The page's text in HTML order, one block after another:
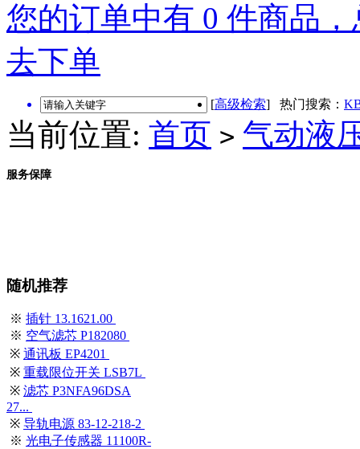
您的订单中有 0 件商品
去下单
[高级检索] 热门搜索：
当前位置: 首页 > 气动液
服务保障
随机推荐
※ 插针 13.1621.00
※ 空气滤芯 P182080
※ 通讯板 EP4201
※ 重载限位开关 LSB7L
※ 滤芯 P3NFA96DSA
27...
※ 导轨电源 83-12-218-2
※ 光电子传感器 11100R-